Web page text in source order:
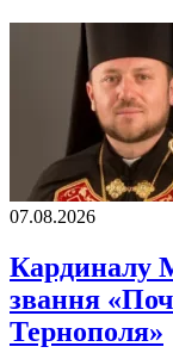
07.08.2026
Кардиналу
звання
Тернополя»